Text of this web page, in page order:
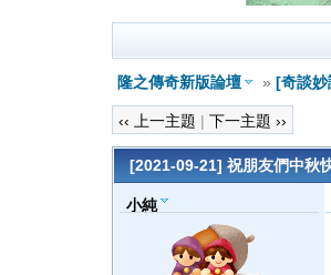
隆之傳奇新版論壇 » [奇談
‹‹ 上一主題 | 下一主題 ››
[2021-09-21] 祝朋友們中秋
小純